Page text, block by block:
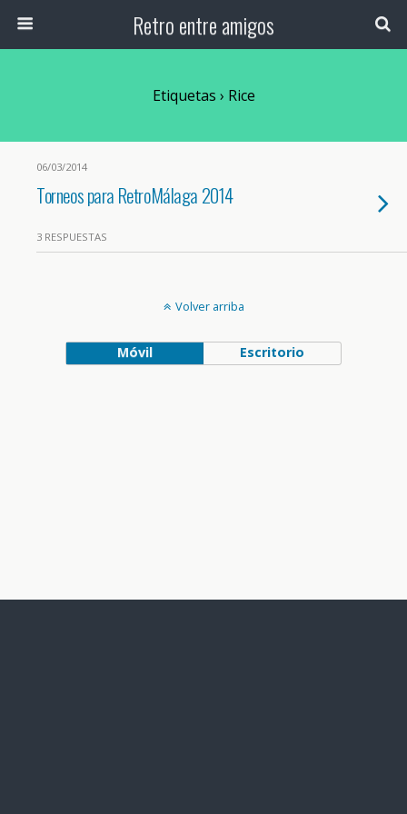
Retro entre amigos
Etiquetas › Rice
06/03/2014
Torneos para RetroMálaga 2014
3 RESPUESTAS
Volver arriba
Móvil Escritorio